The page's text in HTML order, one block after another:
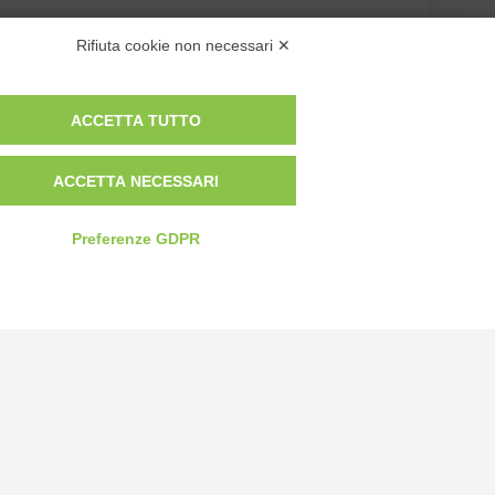
Rifiuta cookie non necessari ✕
ACCETTA TUTTO
ACCETTA NECESSARI
Preferenze GDPR